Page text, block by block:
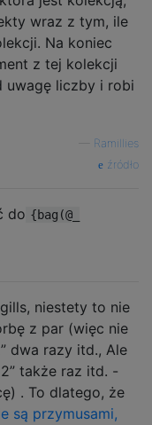
wraz z tym, ile
Na koniec
z tej kolekcji
uwagę liczby i robi
Ramillies
źródło
do {bag(@_
niestety to nie
z par (więc nie
dwa razy itd., Ale
2” także raz itd. -
. To dlatego, że
są przymusami,